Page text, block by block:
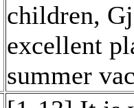
children,
excellent
summer